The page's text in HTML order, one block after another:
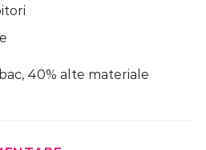
40% alte materiale